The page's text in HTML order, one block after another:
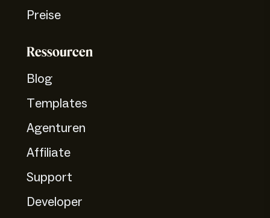
Preise
Ressourcen
Blog
Templates
Agenturen
Affiliate
Support
Developer